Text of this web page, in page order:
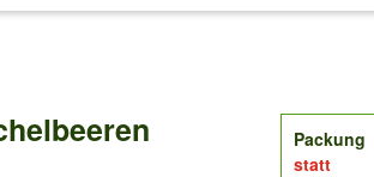
↓ ↓ ↓
order
Packung
statt